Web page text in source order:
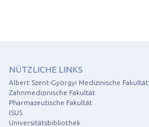
NÜTZLICHE LINKS
Albert Szent-Györgyi Medizinische Fakultät
Zahnmedizinische Fakultät
Pharmazeutische Fakultät
ISUS
Universitätsbibliothek